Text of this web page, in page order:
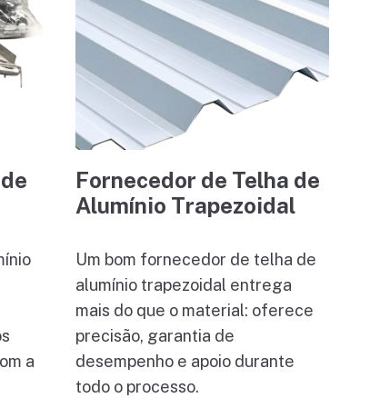
a
Fornecedor de Telha de
Alumínio Trapezoidal
Um bom fornecedor de telha de
alumínio trapezoidal entrega
mais do que o material: oferece
precisão, garantia de
desempenho e apoio durante
todo o processo.